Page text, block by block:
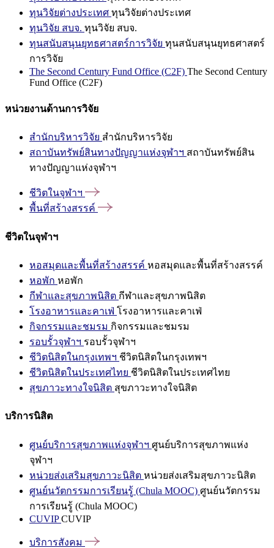
ทุนวิจัยต่างประเทศ ทุนวิจัยต่างประเทศ
ทุนวิจัย สบจ. ทุนวิจัย สบจ.
ทุนสนับสนุนยุทธศาสตร์การวิจัย ทุนสนับสนุนยุทธศาสตร์
การวิจัย
The Second Century Fund Office (C2F) The Second Century
Fund Office (C2F)
หน่วยงานด้านการวิจัย
สำนักบริหารวิจัย สำนักบริหารวิจัย
สถาบันทรัพย์สินทางปัญญาแห่งจุฬาฯ สถาบันทรัพย์สิน
ทางปัญญาแห่งจุฬาฯ
ชีวิตในจุฬาฯ
พื้นที่สร้างสรรค์
ชีวิตในจุฬาฯ
หอสมุดและพื้นที่สร้างสรรค์ หอสมุดและพื้นที่สร้างสรรค์
หอพัก หอพัก
กีฬาและสุขภาพนิสิต กีฬาและสุขภาพนิสิต
โรงอาหารและคาเฟ่ โรงอาหารและคาเฟ่
กิจกรรมและชมรม กิจกรรมและชมรม
รอบรั้วจุฬาฯ รอบรั้วจุฬาฯ
ชีวิตนิสิตในกรุงเทพฯ ชีวิตนิสิตในกรุงเทพฯ
ชีวิตนิสิตในประเทศไทย ชีวิตนิสิตในประเทศไทย
สุขภาวะทางใจนิสิต สุขภาวะทางใจนิสิต
บริการนิสิต
ศูนย์บริการสุขภาพแห่งจุฬาฯ ศูนย์บริการสุขภาพแห่ง
จุฬาฯ
หน่วยส่งเสริมสุขภาวะนิสิต หน่วยส่งเสริมสุขภาวะนิสิต
ศูนย์นวัตกรรมการเรียนรู้ (Chula MOOC) ศูนย์นวัตกรรม
การเรียนรู้ (Chula MOOC)
CUVIPCUVIP
บริการสังคม